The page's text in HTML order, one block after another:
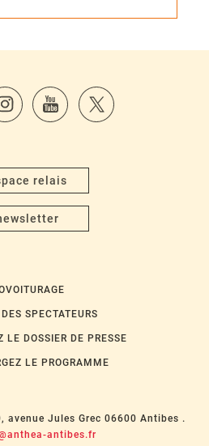
relais
SPECTATEURS
LE DOSSIER DE PRESSE
LE PROGRAMME
avenue Jules Grec 06600 Antibes .
antibes.fr